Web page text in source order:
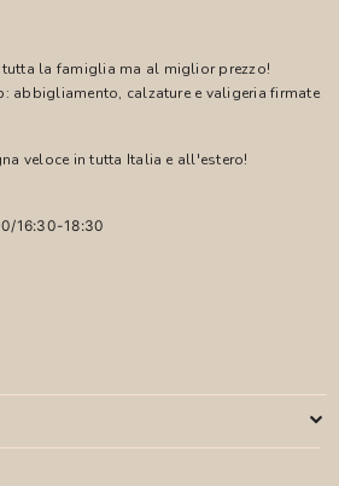
la famiglia ma al miglior prezzo!
abbigliamento, calzature e valigeria firmate
veloce in tutta Italia e all'estero!
16:30-18:30